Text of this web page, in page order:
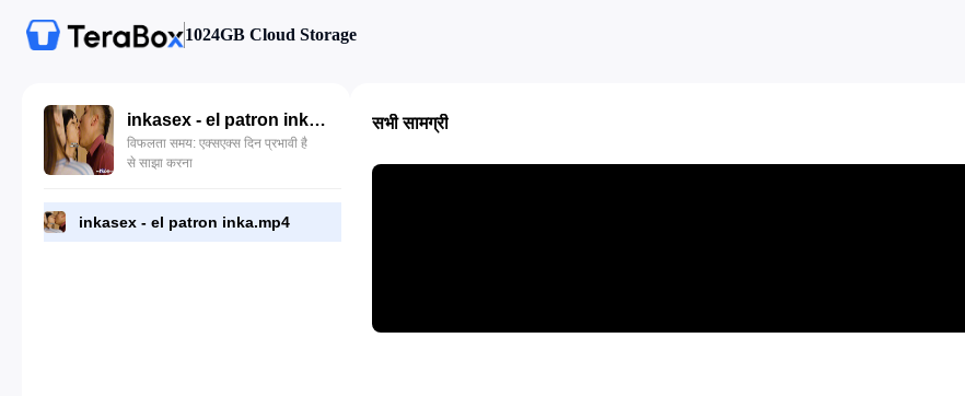
1024GB Cloud Storage
inkasex - el patron inka.mp4
विफलता समय: एक्सएक्स दिन प्रभावी है
से साझा करना
inkasex - el patron inka.mp4
सभी सामग्री